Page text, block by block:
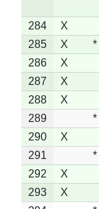
284 X
285
X *
286
X
287
X
288
X
289
*
290
X
291
*
292
X
293
X